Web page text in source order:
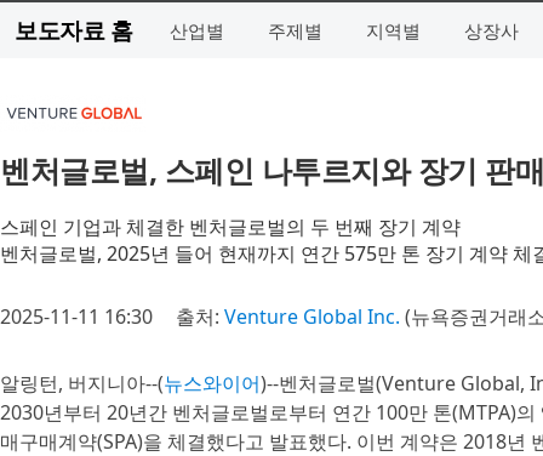
보도자료 홈 산업별 주제별 지역별 상장사
벤처글로벌, 스페인 나투르지와 장기 판
스페인 기업과 체결한 벤처글로벌의 두 번째 장기 계약
벤처글로벌, 2025년 들어 현재까지 연간 575만 톤 장기 계약 체
2025-11-11 16:30 출처: Venture Global Inc. (뉴욕증권거래
알링턴, 버지니아--(뉴스와이어)--벤처글로벌(Venture Global,
2030년부터 20년간 벤처글로벌로부터 연간 100만 톤(MTPA)
매구매계약(SPA)을 체결했다고 발표했다. 이번 계약은 2018년